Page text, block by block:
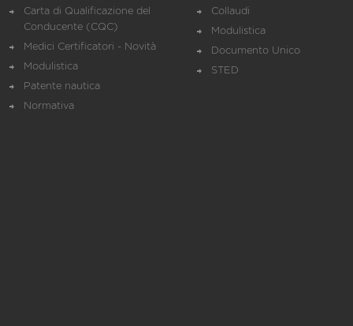
Carta di Qualificazione del
Conducente (CQC)
Medici Certificatori - Novità
Modulistica
Patente nautica
Normativa
Collaudi
Modulistica
Documento Unico
STED